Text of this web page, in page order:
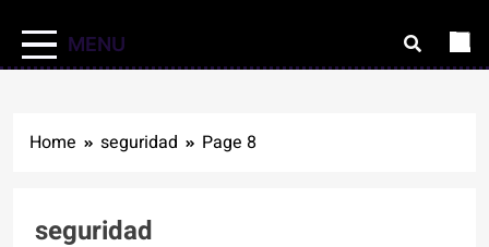
MENU
Home seguridad Page 8
seguridad